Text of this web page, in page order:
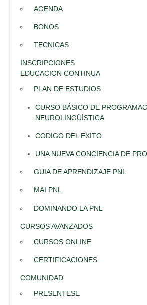
AGENDA
BONOS
TECNICAS
INSCRIPCIONES
EDUCACION CONTINUA
PLAN DE ESTUDIOS
CURSO BÁSICO DE
NEUROLINGÜÍSTICA
CODIGO DEL EXITO
UNA NUEVA CONCIENCIA DE
GUIA DE APRENDIZAJE PNL
MAI PNL
DOMINANDO LA PNL
CURSOS AVANZADOS
CURSOS ONLINE
CERTIFICACIONES
COMUNIDAD
PRESENTESE